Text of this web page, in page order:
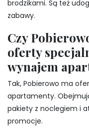
brodzikami. Są też
zabawy.
Czy
oferty
wynajem
Tak, Pobierowo ma
apartamenty.
pakiety z noclegiem i
promocje.